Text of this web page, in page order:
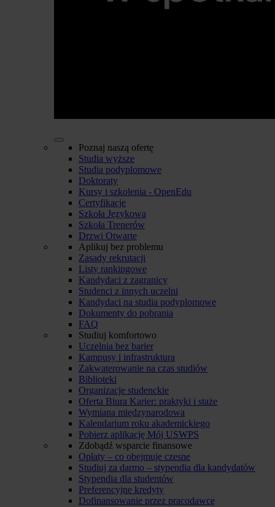
Poznaj naszą ofertę
Studia wyższe
Studia podyplomowe
Doktoraty
Kursy i szkolenia - OpenEdu
Certyfikacje
Szkoła Językowa
Szkoła Trenerów
Drzwi Otwarte
Aplikuj bez problemu
Zasady rekrutacji
Listy rankingowe
Kandydaci z zagranicy
Studenci z innych uczelni
Kandydaci na studia podyplomowe
Dokumenty do pobrania
FAQ
Studiuj komfortowo
Uczelnia bez barier
Kampusy i infrastruktura
Zakwaterowanie na czas studiów
Biblioteki
Organizacje studenckie
Oferta Biura Karier: praktyki i staże
Wymiana międzynarodowa
Kalendarium roku akademickiego
Pobierz aplikację Mój USWPS
Zdobądź wsparcie finansowe
Opłaty – co obejmuje czesne
Studiuj za darmo – stypendia dla kandydatów
Stypendia dla studentów
Preferencyjne kredyty
Dofinansowanie przez pracodawcę